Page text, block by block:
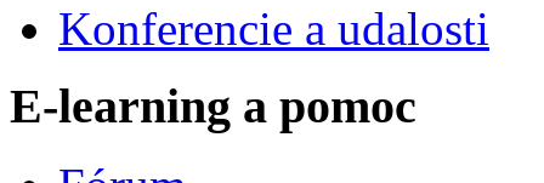
Konferencie a udalosti
E-learning a pomoc